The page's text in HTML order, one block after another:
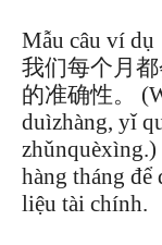
Mẫu câu ví dụ
我们每个月
的准确性。
duìzhàng, yǐ
hàng tháng để
liệu tài chính.